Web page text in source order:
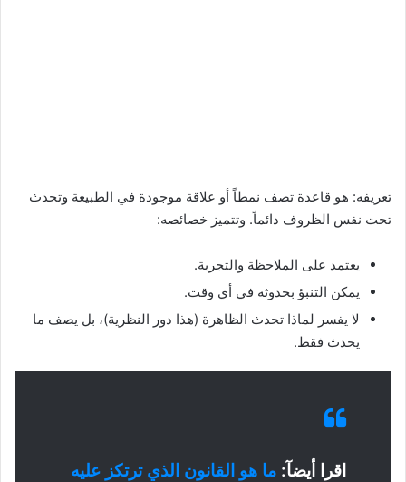
تعريفه: هو قاعدة تصف نمطاً أو علاقة موجودة في الطبيعة وتحدث
تحت نفس الظروف دائماً. وتتميز خصائصه:
يعتمد على الملاحظة والتجربة.
يمكن التنبؤ بحدوثه في أي وقت.
لا يفسر لماذا تحدث الظاهرة (هذا دور النظرية)، بل يصف ما
يحدث فقط.
اقرا أيضآ: ما هو القانون الذي ترتكز عليه